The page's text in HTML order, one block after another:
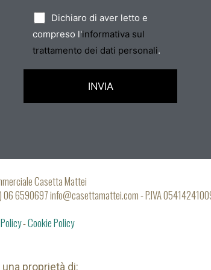
Dichiaro di aver letto e
compreso l'informativa sul
trattamento dei dati personali.
Casetta Mattei
06 6590697 info@casettamattei.com - P.IVA
-Cookie Policy
proprietà di: